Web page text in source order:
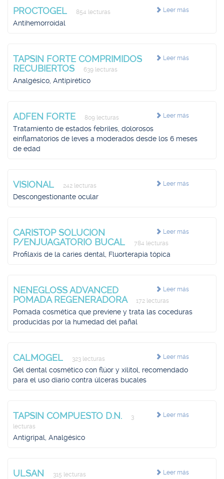
Leer más
PROCTOGEL 854 lecturas
Antihemorroidal
Leer más
TAPSIN FORTE COMPRIMIDOS
RECUBIERTOS
639 lecturas
Analgésico, Antipirético
Leer más
ADFEN FORTE 809 lecturas
Tratamiento de estados febriles, dolorosos
einflamatorios de leves a moderados desde los 6 meses
de edad
Leer más
VISIONAL 242 lecturas
Descongestionante ocular
Leer más
CARISTOP SOLUCION
P/ENJUAGATORIO BUCAL
784 lecturas
Profilaxis de la caries dental, Fluorterapia tópica
Leer más
NENEGLOSS ADVANCED
POMADA REGENERADORA
172 lecturas
Pomada cosmética que previene y trata las coceduras
producidas por la humedad del pañal
Leer más
CALMOGEL 323 lecturas
Gel dental cosmético con flúor y xilitol, recomendado
para el uso diario contra úlceras bucales
Leer más
TAPSIN COMPUESTO D.N.
3
lecturas
Antigripal, Analgésico
Leer más
ULSAN 315 lecturas